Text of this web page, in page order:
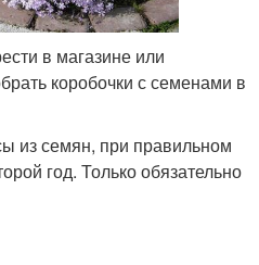
в магазине или
коробочки с семенами в
из семян, при правильном
год. Только обязательно